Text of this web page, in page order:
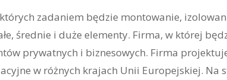
zadaniem będzie montowanie,
średnie i duże elementy. Firma, w której
prywatnych i biznesowych. Firma
w różnych krajach Unii Europejskiej. Na